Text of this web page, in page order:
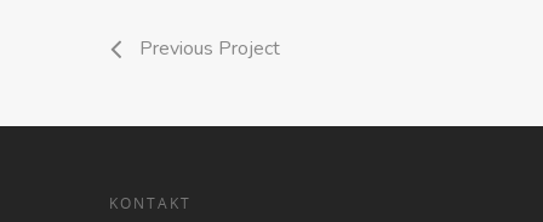
Previous Project
KONTAKT